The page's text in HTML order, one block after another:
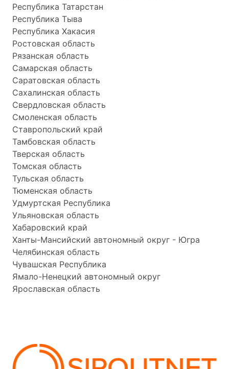
Республика Татарстан
Республика Тыва
Республика Хакасия
Ростовская область
Рязанская область
Самарская область
Саратовская область
Сахалинская область
Свердловская область
Смоленская область
Ставропольский край
Тамбовская область
Тверская область
Томская область
Тульская область
Тюменская область
Удмуртская Республика
Ульяновская область
Хабаровский край
Ханты-Мансийский автономный округ - Югра
Челябинская область
Чувашская Республика
Ямало-Ненецкий автономный округ
Ярославская область